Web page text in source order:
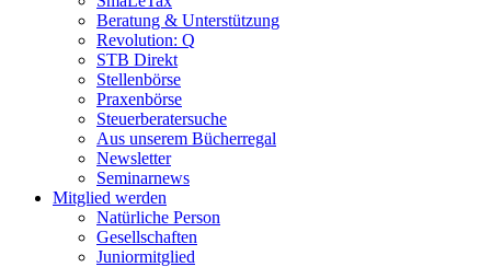
Beratung & Unterstützung
Revolution: Q
STB Direkt
Stellenbörse
Praxenbörse
Steuerberatersuche
Aus unserem Bücherregal
Newsletter
Seminarnews
Mitglied werden
Natürliche Person
Gesellschaften
Juniormitglied